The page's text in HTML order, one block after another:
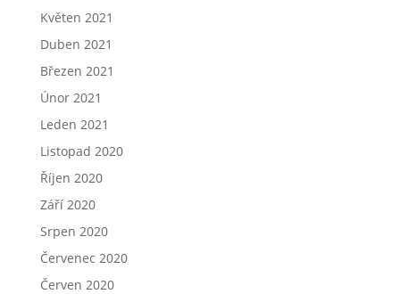
Květen 2021
Duben 2021
Březen 2021
Únor 2021
Leden 2021
Listopad 2020
Říjen 2020
Září 2020
Srpen 2020
Červenec 2020
Červen 2020